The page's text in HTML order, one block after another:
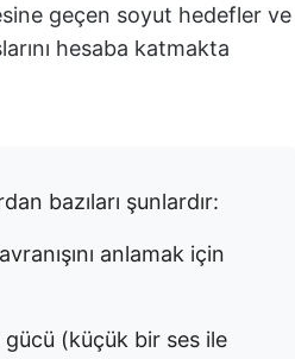
geçen soyut hedefler ve
hesaba katmakta
bazıları şunlardır:
anlamak için
gücü (küçük bir ses ile